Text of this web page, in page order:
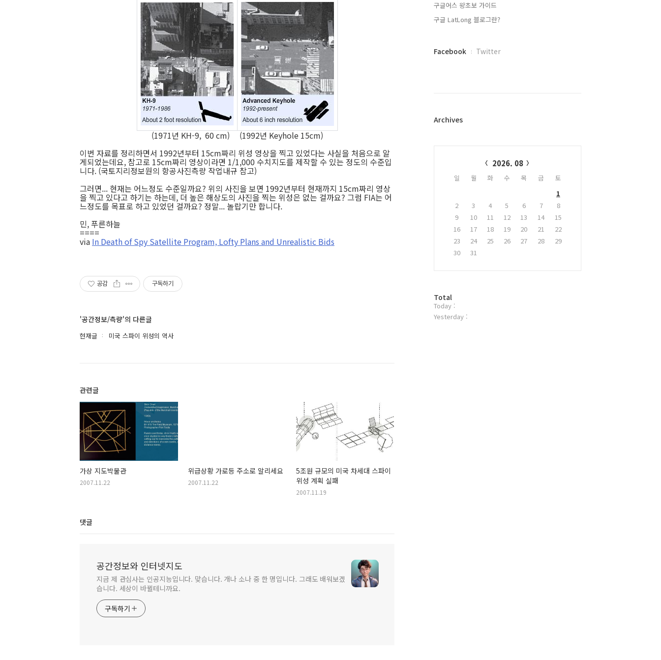
(1971년 KH-9, 60 cm) (1992년 Keyhole 15cm)
이번 자료를 정리하면서 1992년부터 15cm짜리 위성 영상을 찍고 있었다는 사실을 처음으로 알
게되었는데요, 참고로 15cm짜리 영상이라면 1/1,000 수치지도를 제작할 수 있는 정도의 수준입
니다. (국토지리정보원의 항공사진측량 작업내규 참고)
그러면... 현재는 어느정도 수준일까요? 위의 사진을 보면 1992년부터 현재까지 15cm짜리 영상
을 찍고 있다고 하기는 하는데, 더 높은 해상도의 사진을 찍는 위성은 없는 걸까요? 그럼 FIA는 어
느정도를 목표로 하고 있었던 걸까요? 정말... 놀랍기만 합니다.
민, 푸른하늘
====
via In Death of Spy Satellite Program, Lofty Plans and Unrealistic Bids
공감 구독하기
'공간정보/측량'의 다른글
현재글 미국 스파이 위성의 역사
관련글
가상 지도박물관
2007.11.22
위급상황 가로등 주소로 알리세요
2007.11.22
5조원 규모의 미국 차세대 스파이
위성 계획 실패
2007.11.19
댓글
공간정보와 인터넷지도
지금 제 관심사는 인공지능입니다. 맞습니다. 개나 소나 중 한 명입니다. 그래도 배워보겠
습니다. 세상이 바뀔테니까요.
구독하기
구글어스 왕초보 가이드
구글 LatLong 블로그란?
페
플
Facebook Twitter
Archives
2026. 08
일 월 화 수 목 금
토
1
2
3 4 5 6 7
8
9
10 11 12 13 14
15
16
17 18 19 20 21
22
23
24 25 26 27 28
29
30
31
방
문
자
Total
Today :
Yesterday :